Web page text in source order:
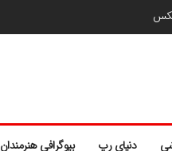
عکس
دنیای رپ بیوگرافی هنرمندان